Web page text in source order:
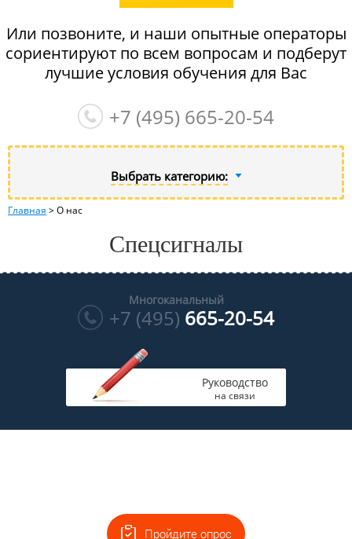
Или позвоните, и наши опытные операторы
сориентируют по всем вопросам и подберут
лучшие условия обучения для Вас
+7 (495) 665-20-54
Выбрать категорию:
Главная >О нас
Спецсигналы
Многоканальный
+7 (495) 665-20-54
Руководство
на связи
Пройдите опрос